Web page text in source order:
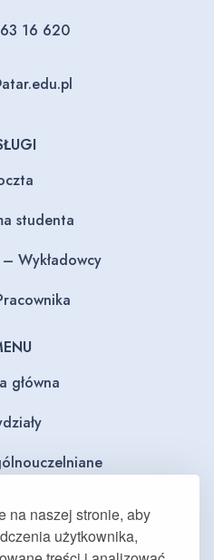
na naszej stronie, aby
użytkownika,
16 620
studenta
Wykładowcy
główna